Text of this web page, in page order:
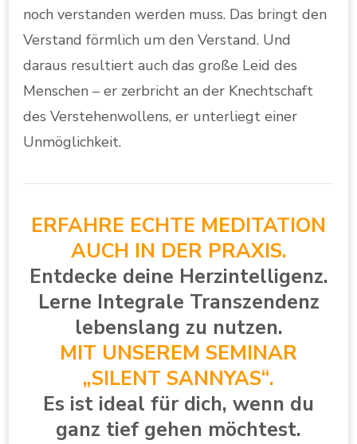
noch verstanden werden muss. Das bringt den
Verstand förmlich um den Verstand. Und
daraus resultiert auch das große Leid des
Menschen – er zerbricht an der Knechtschaft
des Verstehenwollens, er unterliegt einer
Unmöglichkeit.
ERFAHRE ECHTE MEDITATION
AUCH IN DER PRAXIS.
Entdecke deine Herzintelligenz.
Lerne Integrale Transzendenz
lebenslang zu nutzen.
MIT UNSEREM SEMINAR
„SILENT SANNYAS“.
Es ist ideal für dich, wenn du
ganz tief gehen möchtest.